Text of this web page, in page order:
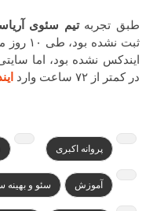
طبق تجربه تیم سئوی
ثبت
ایندکس نشده بود، اما
در کمتر از ۷۲ ساعت وارد
پروانه اکبری
آموزش سئو و بهینه